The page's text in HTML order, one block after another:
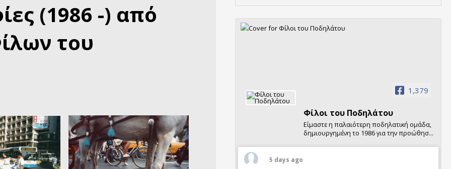
(1986 -) από
του
1,379
Φίλοι τoυ Ποδηλάτου
Είμαστε η παλαιότερη ποδηλατική ομάδα,
δημιουργημένη το 1986 για την προώθηση
5 days ago